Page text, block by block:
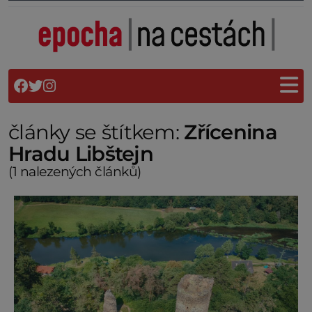
články se štítkem: Zřícenina
Hradu Libštejn
(1 nalezených článků)